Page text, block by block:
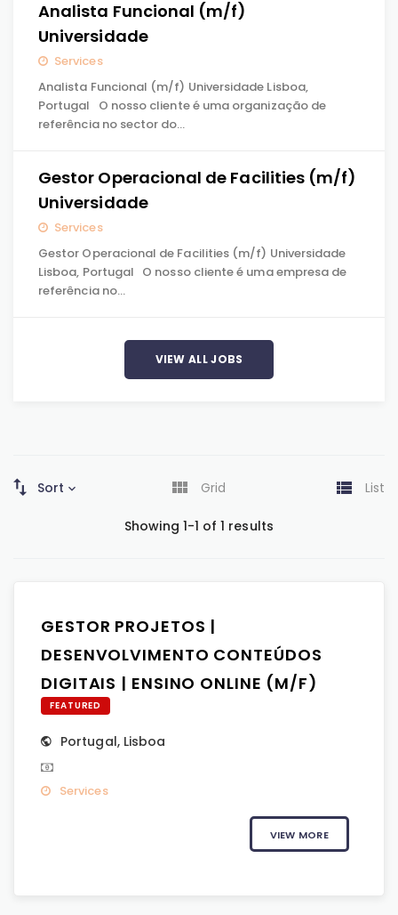
Analista Funcional (m/f)
Universidade
Services
Analista Funcional (m/f) Universidade Lisboa,
Portugal O nosso cliente é uma organização de
referência no sector do…
Gestor Operacional de Facilities (m/f)
Universidade
Services
Gestor Operacional de Facilities (m/f) Universidade
Lisboa, Portugal O nosso cliente é uma empresa de
referência no…
VIEW ALL JOBS
Sort Grid List
Showing 1-1 of 1 results
GESTOR PROJETOS |
DESENVOLVIMENTO CONTEÚDOS
DIGITAIS | ENSINO ONLINE (M/F)
FEATURED
Portugal, Lisboa
Services
VIEW MORE